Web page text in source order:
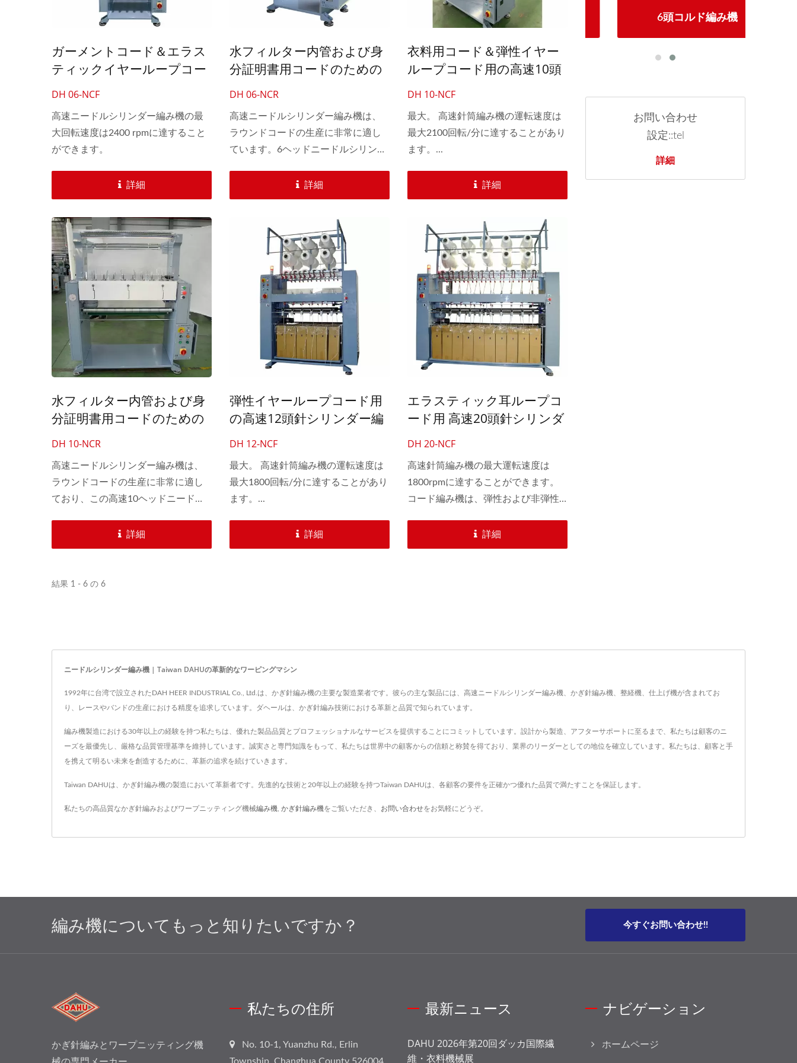
ガーメントコード＆エラス
ティックイヤーループコー
ド用 高速6頭針シリンダー
DH 06-NCF
高速ニードルシリンダー編み機の最
大回転速度は2400 rpmに達すること
ができます。
詳細
水フィルター内管および身
分証明書用コードのための
高速6頭針シリンダー編み機
DH 06-NCR
高速ニードルシリンダー編み機は、
ラウンドコードの生産に非常に適し
ています。6ヘッドニードルシリンダ
ー内管、弾性および非弾性の靴ひも
コア、身分証明書用のコード、耳ル
イズは、複数のシリンダー仕様によ
って変更可能です。シリンダーの針
の数量は3から14までのいくつかの仕
様が利用可能です。また、シリンダ
ーはリクエストに応じてカスタマイ
ズできます。
詳細
衣料用コード＆弾性イヤー
ループコード用の高速10頭
針シリンダー編み機
DH 10-NCF
最大。 高速針筒編み機の運転速度は
最大2100回転/分に達することがあり
ます。...
詳細
水フィルター内管および身
分証明書用コードのための
高速10頭針シリンダー編み
DH 10-NCR
高速ニードルシリンダー編み機は、
ラウンドコードの生産に非常に適し
ており、この高速10ヘッドニードル
フィルター内管、弾性および非弾性
の靴ひもコア、身分証明書用のコー
詳細
弾性イヤーループコード用
の高速12頭針シリンダー編
み機
DH 12-NCF
最大。 高速針筒編み機の運転速度は
最大1800回転/分に達することがあり
ます。...
詳細
エラスティック耳ループコ
ード用 高速20頭針シリンダ
ー編み機
DH 20-NCF
高速針筒編み機の最大運転速度は
1800rpmに達することができます。
コード編み機は、弾性および非弾性
分証明書用のコード、耳ループコー
ドなど、幅広い製品を生産します。
詳細
結果 1 - 6 の 6
自動30インチかぎ針編み機 6頭コルド編み機 自動30インチかぎ針編み機 6頭コルド編み機
お問い合わせ
設定::tel
詳細
ニードルシリンダー編み機 | Taiwan DAHUの革新的なワーピングマシン
1992年に台湾で設立されたDAH HEER INDUSTRIAL Co., Ltd.は、かぎ針編み機の主要な製造業者です。彼らの主な製品には、高速ニードルシリンダー編み機、かぎ針編み機、整経機、仕上げ機が含まれてお
り、レースやバンドの生産における精度を追求しています。ダヘールは、かぎ針編み技術における革新と品質で知られています。
編み機製造における30年以上の経験を持つ私たちは、優れた製品品質とプロフェッショナルなサービスを提供することにコミットしています。設計から製造、アフターサポートに至るまで、私たちは顧客のニ
ーズを最優先し、厳格な品質管理基準を維持しています。誠実さと専門知識をもって、私たちは世界中の顧客からの信頼と称賛を得ており、業界のリーダーとしての地位を確立しています。私たちは、顧客と手
を携えて明るい未来を創造するために、革新の追求を続けていきます。
Taiwan DAHUは、かぎ針編み機の製造において革新者です。先進的な技術と20年以上の経験を持つTaiwan DAHUは、各顧客の要件を正確かつ優れた品質で満たすことを保証します。
私たちの高品質なかぎ針編みおよびワープニッティング機械編み機 かぎ針編み機をご覧いただき、 お問い合わせをお気軽にどうぞ。
編み機についてもっと知りたいですか？ 今すぐお問い合わせ!!
かぎ針編みとワープニッティング機
私たちの住所
No. 10-1, Yuanzhu Rd., Erlin
最新ニュース
DAHU 2026年第20回ダッカ国際繊
維・衣料機械展
ナビゲーション
ホームページ